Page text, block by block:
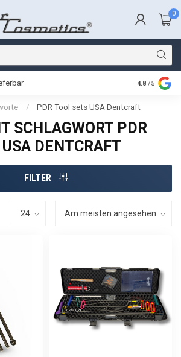
0
Schnelle
4.8 /5
/ PDR Tool sets USA Dentcraft
SCHLAGWORT PDR
DENTCRAFT
FILTER